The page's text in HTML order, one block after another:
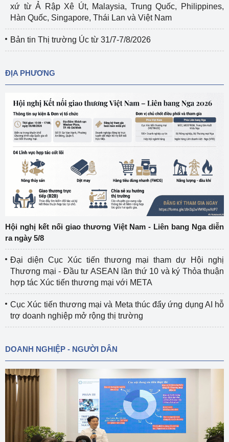
xứ từ Ả Rập Xê Út, Malaysia, Trung Quốc, Philippines,
Hàn Quốc, Singapore, Thái Lan và Việt Nam
Bản tin Thị trường Úc từ 31/7-7/8/2026
ĐỊA PHƯƠNG
Hội nghị kết nối giao thương Việt Nam - Liên bang Nga diễn
ra ngày 5/8
Đại diện Cục Xúc tiến thương mại tham dự Hội nghị
Thương mại - Đầu tư ASEAN lần thứ 10 và ký Thỏa thuận
hợp tác Xúc tiến thương mại với META
Cục Xúc tiến thương mại và Meta thúc đẩy ứng dụng AI hỗ
trợ doanh nghiệp mở rộng thị trường
DOANH NGHIỆP - NGƯỜI DÂN